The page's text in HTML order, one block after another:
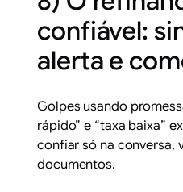
confiável:
alerta e
Golpes usando
rápido” e “taxa baixa”
confiar só na conversa,
documentos.